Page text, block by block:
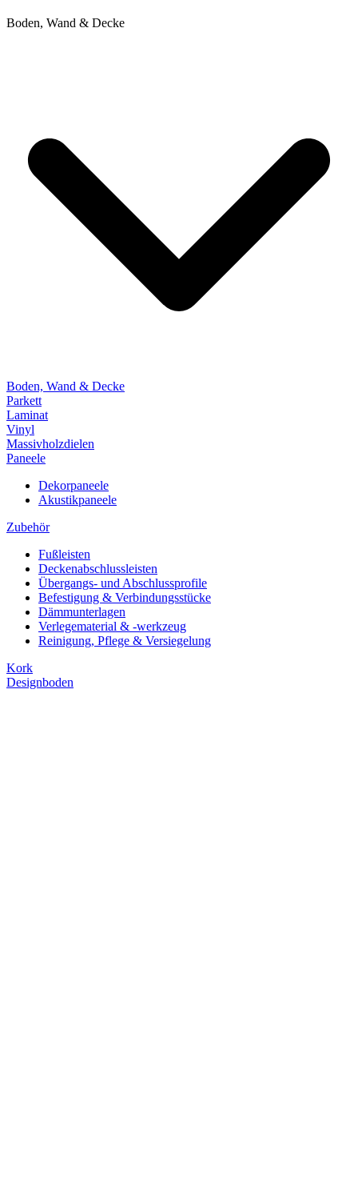
Boden, Wand & Decke
Boden, Wand & Decke
Parkett
Laminat
Vinyl
Massivholzdielen
Paneele
Dekorpaneele
Akustikpaneele
Zubehör
Fußleisten
Deckenabschlussleisten
Übergangs- und Abschlussprofile
Befestigung & Verbindungsstücke
Dämmunterlagen
Verlegematerial & -werkzeug
Reinigung, Pflege & Versiegelung
Kork
Designboden